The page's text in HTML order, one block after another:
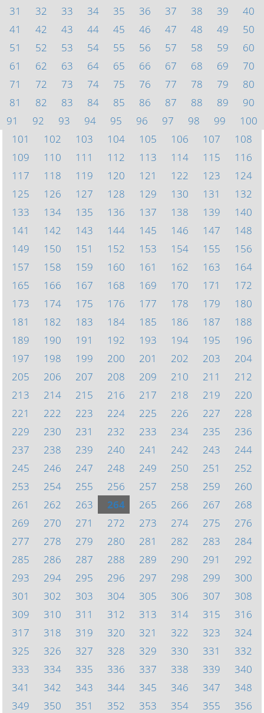
31
32 33 34 35 36 37 38 39
40
41
42 43 44 45 46 47 48 49
50
51
52 53 54 55 56 57 58 59
60
61
62 63 64 65 66 67 68 69
70
71
72 73 74 75 76 77 78 79
80
81
82 83 84 85 86 87 88 89
90
91
92 93 94 95 96 97 98 99
100
101
102 103 104 105 106 107
108
109
110 111 112 113 114 115
116
117
118 119 120 121 122 123
124
125
126 127 128 129 130 131
132
133
134 135 136 137 138 139
140
141
142 143 144 145 146 147
148
149
150 151 152 153 154 155
156
157
158 159 160 161 162 163
164
165
166 167 168 169 170 171
172
173
174 175 176 177 178 179
180
181
182 183 184 185 186 187
188
189
190 191 192 193 194 195
196
197
198 199 200 201 202 203
204
205
206 207 208 209 210 211
212
213
214 215 216 217 218 219
220
221
222 223 224 225 226 227
228
229
230 231 232 233 234 235
236
237
238 239 240 241 242 243
244
245
246 247 248 249 250 251
252
253
254 255 256 257 258 259
260
261
262 263 264 265 266 267
268
269
270 271 272 273 274 275
276
277
278 279 280 281 282 283
284
285
286 287 288 289 290 291
292
293
294 295 296 297 298 299
300
301
302 303 304 305 306 307
308
309
310 311 312 313 314 315
316
317
318 319 320 321 322 323
324
325
326 327 328 329 330 331
332
333
334 335 336 337 338 339
340
341
342 343 344 345 346 347
348
349
350 351 352 353 354 355 356